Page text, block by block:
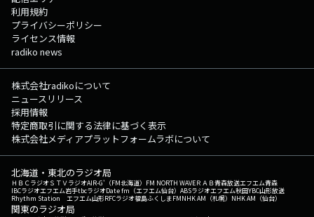
利用規約
プライバシーポリシー
ライセンス情報
radiko news
株式会社radikoについて
ニュースリリース
採用情報
特定商取引に関する法律に基づく表示
株式会社メディアプラットフォームラボについて
北海道・東北のラジオ局
ＨＢＣラジオＳＴＶラジオAIR-G'（FM北海道） FM NORTH WAVEＲＡＢ青森放送エフエム青森
IBCラジオエフエム岩手tbcラジオDate fm（エフエム仙台） ABSラジオエフエム秋田YBC山形放送
Rhythm Station エフエム山形RFCラジオ福島ふくしまFMNHK AM（札幌） NHK AM（仙台）
関東のラジオ局